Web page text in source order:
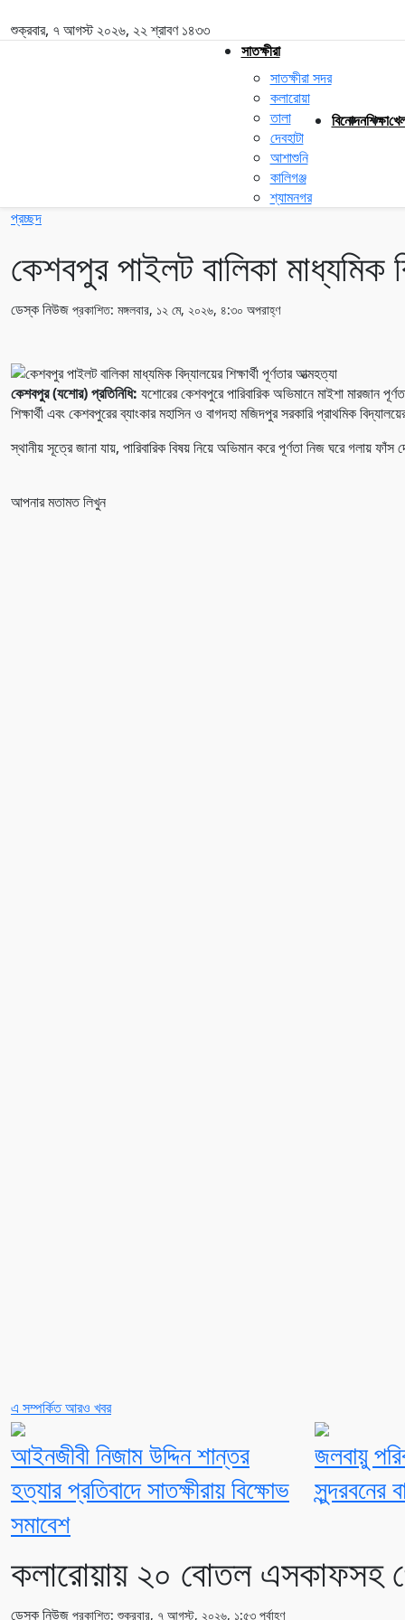
শুক্রবার, ৭ আগস্ট ২০২৬, ২২ শ্রাবণ ১৪৩৩
সাতক্ষীরা
সাতক্ষীরা সদর
কলারোয়া
তালা
দেবহাটা
আশাশুনি
কালিগঞ্জ
শ্যামনগর
বিনোদনশিক্ষা
প্রচ্ছদ
কেশবপুর পাইলট বালিকা মাধ্যমিক
ডেস্ক নিউজ প্রকাশিত: মঙ্গলবার, ১২ মে, ২০২৬, ৪:৩০ অপরাহ্ণ
কেশবপুর (যশোর) প্রতিনিধি: যশোরের কেশবপুরে পারিবারিক অভিমানে মাইশা মারজান
শিক্ষার্থী এবং কেশবপুরের ব্যাংকার মহাসিন ও বাগদহা মজিদপুর সরকারি প্রাথমিক
স্থানীয় সূত্রে জানা যায়, পারিবারিক বিষয় নিয়ে অভিমান করে পূর্ণতা নিজ ঘরে গলায়
আপনার মতামত লিখুন
এ সম্পর্কিত আরও খবর
আইনজীবী নিজাম উদ্দিন শান্তর
হত্যার প্রতিবাদে সাতক্ষীরায় বিক্ষোভ
সমাবেশ
জলবায়ু
সুন্দরবনের
কলারোয়ায় ২০ বোতল এসকাফসহ
ডেস্ক নিউজ প্রকাশিত: শুক্রবার, ৭ আগস্ট, ২০২৬, ১:৫৩ পূর্বাহ্ণ